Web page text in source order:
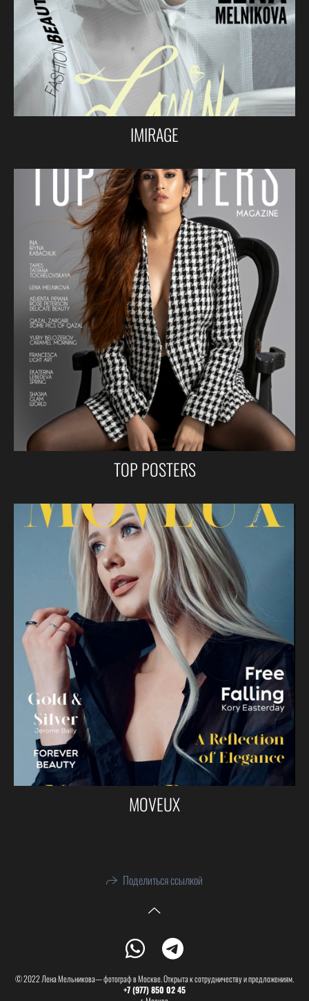
IMIRAGE
TOP POSTERS
MOVEUX
Поделиться ссылкой
© 2022 Лена Мельникова— фотограф в Москве. Открыта к сотрудничеству и предложениям.
+7 (977) 850 02 45